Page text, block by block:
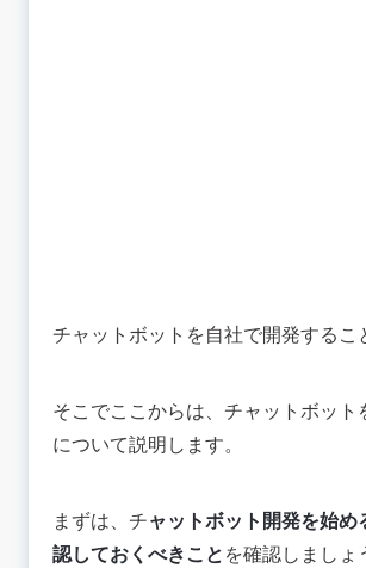
チャットボットを自社で開発するこ
そこでここからは、チャットボット
について説明します。
まずは、チャットボット開発を始め
認しておくべきこと を確認しましょ